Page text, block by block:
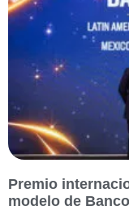
Premio
modelo de